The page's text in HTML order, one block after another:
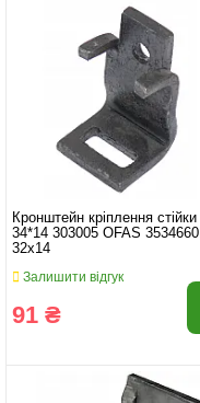
Кронштейн кріплення стійки
34*14 303005 OFAS
32x14
Залишити відгук
91 ₴